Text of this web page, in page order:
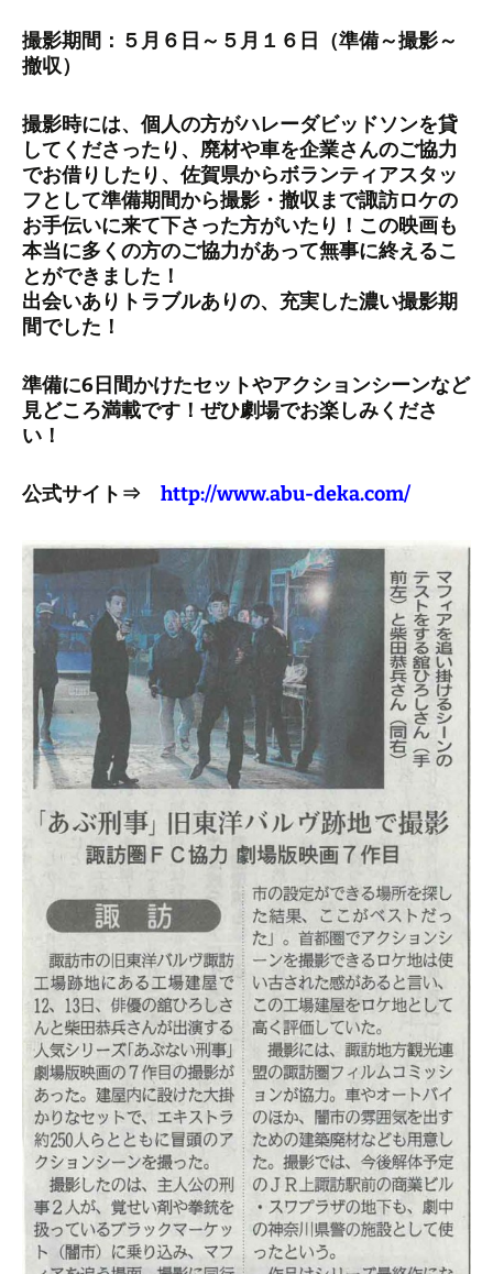
撮影期間：５月６日～５月１６日（準備～撮影～
撤収）
撮影時には、個人の方がハレーダビッドソンを貸
してくださったり、廃材や車を企業さんのご協力
でお借りしたり、佐賀県からボランティアスタッ
フとして準備期間から撮影・撤収まで諏訪ロケの
お手伝いに来て下さった方がいたり！この映画も
本当に多くの方のご協力があって無事に終えるこ
とができました！
出会いありトラブルありの、充実した濃い撮影期
間でした！
準備に6日間かけたセットやアクションシーンなど
見どころ満載です！ぜひ劇場でお楽しみくださ
い！
公式サイト⇒ http://www.abu-deka.com/